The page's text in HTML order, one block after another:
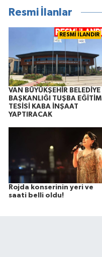
Resmi İlanlar
RESMİ İLANDIR
VAN BÜYÜKŞEHİR BELEDİYE
BAŞKANLIĞI TUŞBA EĞİTİM
TESİSİ KABA İNŞAAT
YAPTIRACAK
Rojda konserinin yeri ve
saati belli oldu!